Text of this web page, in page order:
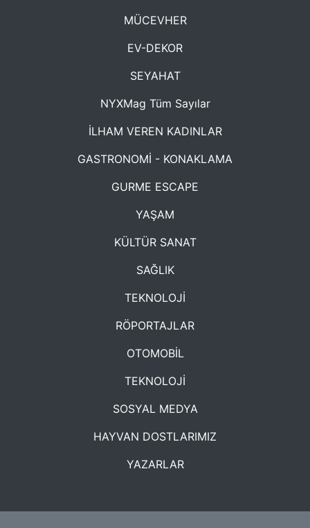
MÜCEVHER
EV-DEKOR
SEYAHAT
NYXMag Tüm Sayılar
İLHAM VEREN KADINLAR
GASTRONOMİ - KONAKLAMA
GURME ESCAPE
YAŞAM
KÜLTÜR SANAT
SAĞLIK
TEKNOLOJİ
RÖPORTAJLAR
OTOMOBİL
TEKNOLOJİ
SOSYAL MEDYA
HAYVAN DOSTLARIMIZ
YAZARLAR